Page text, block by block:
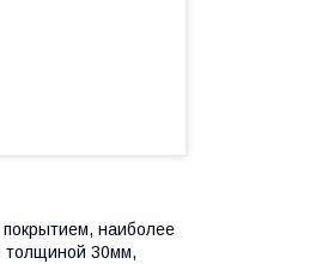
наиболее
толщиной 30мм,